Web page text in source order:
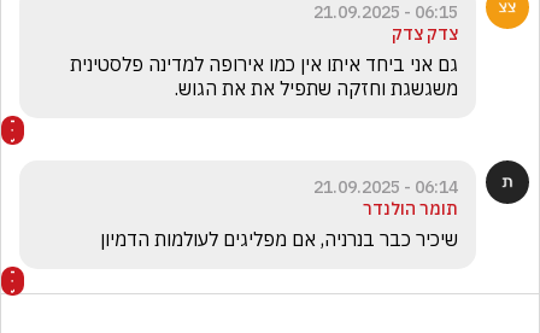
06:15 - 21.09.2025
צדק צדק
משגשגת וחזקה שתפיל את את הגוש.
06:14 - 21.09.2025
תומר הולנדר
שיכיר כבר בנרניה, אם מפליגים לעולמות הדמיון